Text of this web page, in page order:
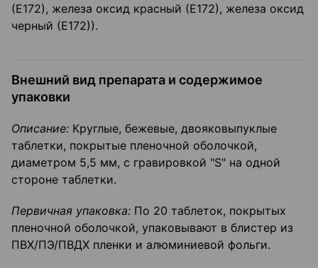
(Е172), железа оксид красный (Е172), железа оксид
черный (Е172)).
Внешний вид препарата и содержимое
упаковки
Описание: Круглые, бежевые, двояковыпуклые
таблетки, покрытые пленочной оболочкой,
диаметром 5,5 мм, с гравировкой "S" на одной
стороне таблетки.
Первичная упаковка: По 20 таблеток, покрытых
пленочной оболочкой, упаковывают в блистер из
ПВХ/ПЭ/ПВДХ пленки и алюминиевой фольги.